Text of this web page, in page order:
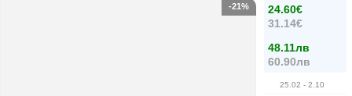
24.60€
31.14€
48.11лв
60.90лв
25.02 - 2.10
-21%